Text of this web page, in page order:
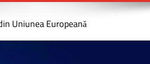
Uniunea Europeană